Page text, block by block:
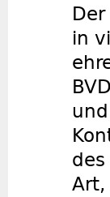
in
des
Art,